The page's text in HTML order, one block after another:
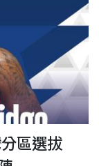
區選拔